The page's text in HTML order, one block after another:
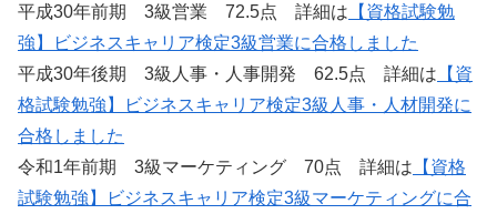
平成30年前期 3級営業 72.5点 詳細は 【資格試験勉
強】ビジネスキャリア検定3級営業に合格しました
平成30年後期 3級人事・人事開発 62.5点 詳細は 【資
格試験勉強】ビジネスキャリア検定3級人事・人材開発に
合格しました
令和1年前期 3級マーケティング 70点 詳細は 【資格
試験勉強】ビジネスキャリア検定3級マーケティングに合